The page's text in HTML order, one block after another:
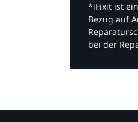
*iFixit ist
Bezug auf
bei der